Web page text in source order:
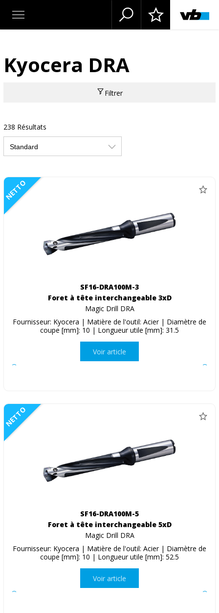
Kyocera DRA
Filtrer
238 Résultats
NETTO
SF16-DRA100M-3
Foret à tête interchangeable 3xD
Magic Drill DRA
Fournisseur: Kyocera | Matière de l'outil: Acier | Diamètre de
coupe [mm]: 10 | Longueur utile [mm]: 31.5
Voir article
NETTO
SF16-DRA100M-5
Foret à tête interchangeable 5xD
Magic Drill DRA
Fournisseur: Kyocera | Matière de l'outil: Acier | Diamètre de
coupe [mm]: 10 | Longueur utile [mm]: 52.5
Voir article